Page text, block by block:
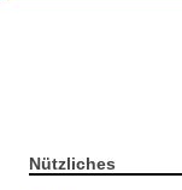
Nützliches